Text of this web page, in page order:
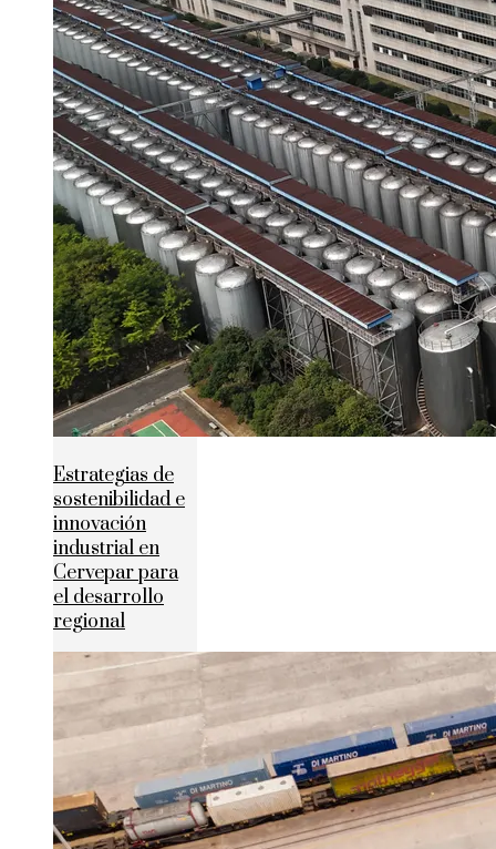
Estrategias de
sostenibilidad e
innovación
industrial en
Cervepar para
el desarrollo
regional